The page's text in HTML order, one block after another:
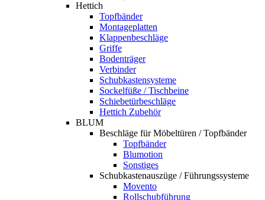
Hettich
Topfbänder
Montageplatten
Klappenbeschläge
Griffe
Bodenträger
Verbinder
Schubkastensysteme
Sockelfüße / Tischbeine
Schiebetürbeschläge
Hettich Zubehör
BLUM
Beschläge für Möbeltüren / Topfbänder
Topfbänder
Blumotion
Sonstiges
Schubkastenauszüge / Führungssysteme
Movento
Rollschubführung